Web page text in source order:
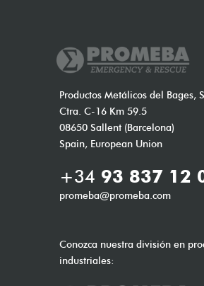
Productos Metálicos del Bages,
Ctra. C-16 Km 59.5
08650 Sallent (Barcelona)
Spain, European Union
+34 93 837 12
promeba@promeba.com
Conozca nuestra división en
industriales: